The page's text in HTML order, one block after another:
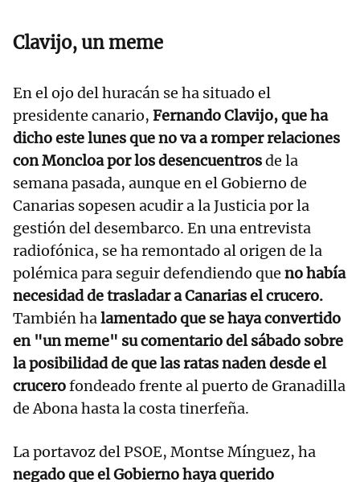
Clavijo, un meme
En el ojo del huracán se ha situado el
presidente canario, Fernando Clavijo, que ha
dicho este lunes que no va a romper relaciones
con Moncloa por los desencuentrosde la
semana pasada, aunque en el Gobierno de
Canarias sopesen acudir a la Justicia por la
gestión del desembarco. En una entrevista
radiofónica, se ha remontado al origen de la
polémica para seguir defendiendo que no había
necesidad de trasladar a Canarias el crucero.
También halamentado que se haya convertido
en "un meme" su comentario del sábado sobre
la posibilidad de que las ratas naden desde el
crucerofondeado frente al puerto de Granadilla
de Abona hasta la costa tinerfeña.
La portavoz del PSOE, Montse Mínguez, ha
negado que el Gobierno haya querido